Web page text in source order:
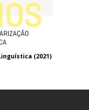
(2021)